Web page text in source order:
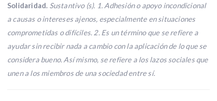
Solidaridad. Sustantivo (s). 1. Adhesión o apoyo incondicional
a causas o intereses ajenos, especialmente en situaciones
comprometidas o difíciles. 2. Es un término que se refiere a
ayudar sin recibir nada a cambio con la aplicación de lo que se
considera bueno.​ Así mismo, se refiere a los lazos sociales que
unen a los miembros de una sociedad entre sí.